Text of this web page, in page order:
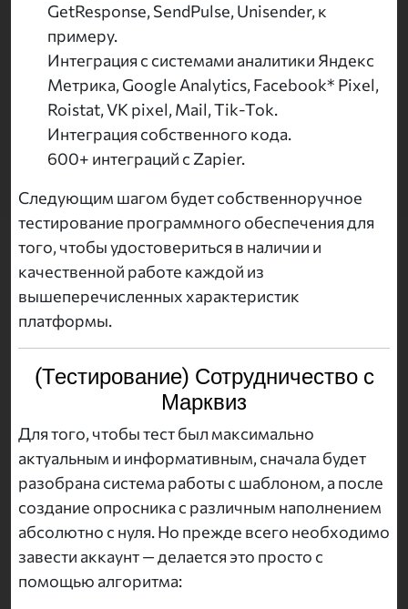
GetResponse, SendPulse, Unisender, к
примеру.
Интеграция с системами аналитики Яндекс
Метрика, Google Analytics, Facebook* Pixel,
Roistat, VK pixel, Mail, Tik-Tok.
Интеграция собственного кода.
600+ интеграций с Zapier.
Следующим шагом будет собственноручное
тестирование программного обеспечения для
того, чтобы удостовериться в наличии и
качественной работе каждой из
вышеперечисленных характеристик
платформы.
(Тестирование) Сотрудничество с
Марквиз
Для того, чтобы тест был максимально
актуальным и информативным, сначала будет
разобрана система работы с шаблоном, а после
создание опросника с различным наполнением
абсолютно с нуля. Но прежде всего необходимо
завести аккаунт — делается это просто с
помощью алгоритма: